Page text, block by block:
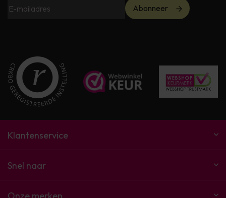
Abonneer
Klantenservice
Snel naar
Onze merken